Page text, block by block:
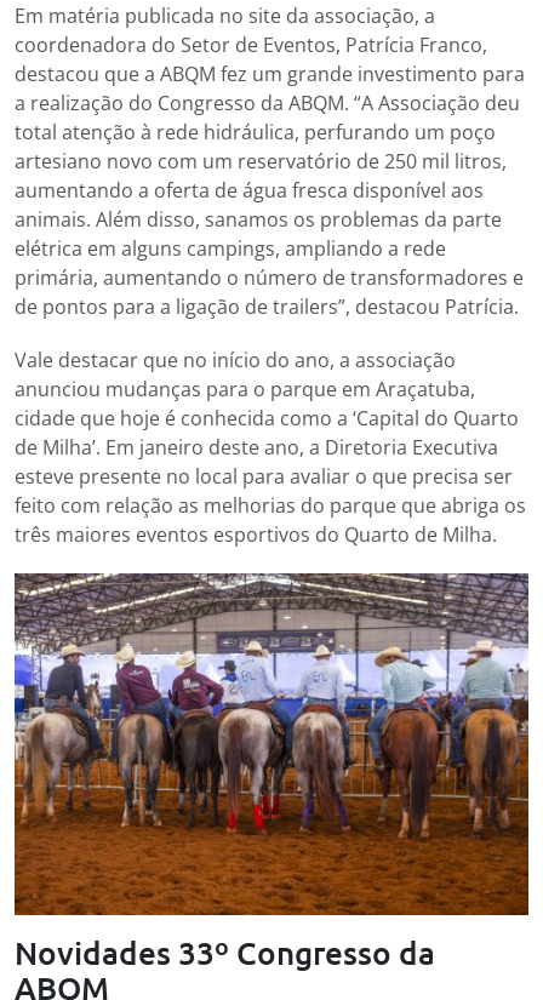
Em matéria publicada no site da associação, a
coordenadora do Setor de Eventos, Patrícia Franco,
destacou que a ABQM fez um grande investimento para
a realização do Congresso da ABQM. “A Associação deu
total atenção à rede hidráulica, perfurando um poço
artesiano novo com um reservatório de 250 mil litros,
aumentando a oferta de água fresca disponível aos
animais. Além disso, sanamos os problemas da parte
elétrica em alguns campings, ampliando a rede
primária, aumentando o número de transformadores e
de pontos para a ligação de trailers”, destacou Patrícia.
Vale destacar que no início do ano, a associação
anunciou mudanças para o parque em Araçatuba,
cidade que hoje é conhecida como a ‘Capital do Quarto
de Milha’. Em janeiro deste ano, a Diretoria Executiva
esteve presente no local para avaliar o que precisa ser
feito com relação as melhorias do parque que abriga os
três maiores eventos esportivos do Quarto de Milha.
Novidades 33º Congresso da
ABQM